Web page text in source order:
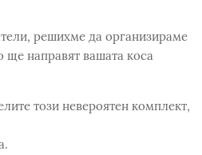
решихме да организираме
направят вашата коса
този невероятен комплект,